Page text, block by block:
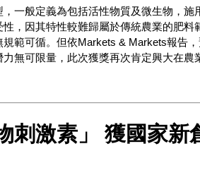
一般定義為包括活性物質及微生物，
，因其特性較難歸屬於傳統農業的肥料
範可循。但依Markets & Markets報告
無可限量，此次獲獎再次肯定興大在農
刺激素」 獲國家新